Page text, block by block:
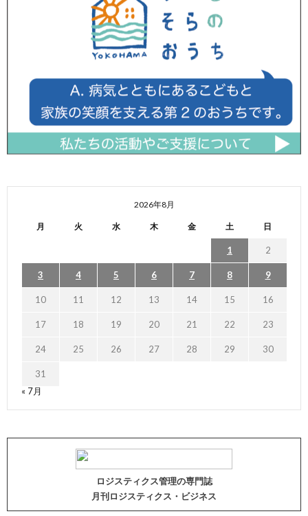
2026年8月
月 火 水 木 金 土 日
1 2
3 4 5 6 7 8 9
10 11 12 13 14 15 16
17 18 19 20 21 22 23
24 25 26 27 28 29 30
31
« 7月
ロジスティクス管理の専門誌
月刊ロジスティクス・ビジネス